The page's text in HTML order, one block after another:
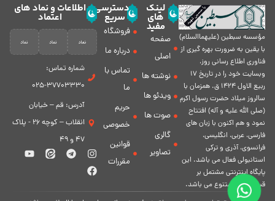
مؤسسه سبطين (عليهماالسلام)
با يقين به ضرورت بهره گیرى از
فناورى اطلاع رسانى روز،
وبسایت خود را در تاريخ 17
ربيع الاول 1424 ق. همزمان با
سالروز ميلاد حضرت رسول اكرم
(صلی الله علیه و آله) افتتاح
نمود و هم اكنون با زبان های
فارسی، عربى، انگلیسی،
فرانسوی، آذری و ترکی
استانبولی فعال مى باشد. اين
پايگاه اينترنتى مشتمل بر
قسمت هاى متنوع مى باشد.
لینک
های
مفید
صفحه
اصلی
نوشته ها
ویدئو ها
صوت ها
گالری
تصاویر
دسترسی
سریع
فروشگاه
درباره ما
تماس با
ما
حریم
خصوصی
قوانین
مقررات
اطلاعات و نماد های
اعتماد
شماره تماس:
37703330-025
آدرس: قم – خیابان
انقلاب – کوچه 26 - پلاک
47 و 49